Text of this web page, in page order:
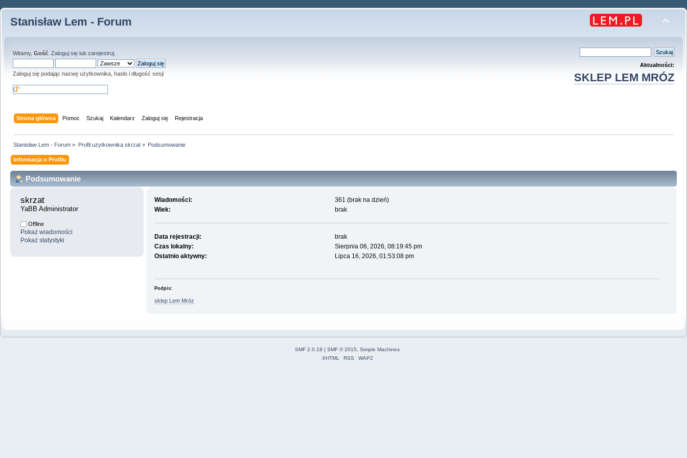
Stanisław Lem - Forum
Witamy, Gość Zaloguj się lub zarejestruj
Zaloguj się podając nazwę użytkownika, hasło i długość sesji
Aktualności:
SKLEP LEM MRÓZ
Strona główna Pomoc Szukaj Kalendarz Zaloguj się Rejestracja
Stanisław Lem - Forum » Profil użytkownika skrzat» Podsumowanie
Informacja o Profilu
Podsumowanie
skrzat
YaBB Administrator
Offline
Pokaż wiadomości
Pokaż statystyki
Wiadomości:
361 (brak na dzień)
Wiek:
brak
Data rejestracji:
brak
Czas lokalny:
Sierpnia 06, 2026, 08:19:45 pm
Ostatnio aktywny:
Lipca 16, 2026, 01:53:08 pm
Podpis:
sklep Lem Mróz
SMF 2.0.18 | SMF © 2015
Simple Machines
XHTML
RSS WAP2